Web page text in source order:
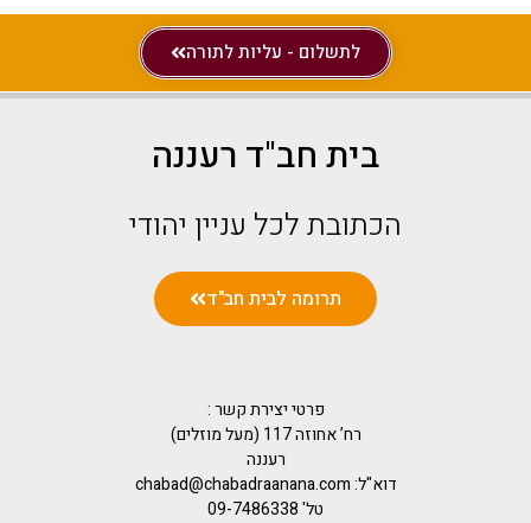
לתשלום - עליות לתורה
בית חב"ד רעננה
הכתובת לכל עניין יהודי
תרומה לבית חב"ד
פרטי יצירת קשר :
רח’ אחוזה 117 (מעל מוזלים)
רעננה
דוא"ל: chabad@chabadraanana.com
טל' 09-7486338